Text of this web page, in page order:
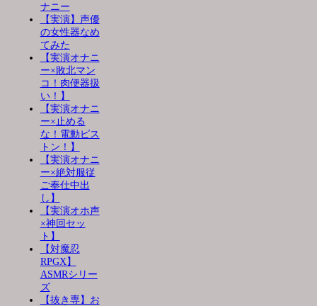
ナニー
【実演】声優
の女性器なめ
てみた
【実演オナニ
ー×敗北マン
コ！肉便器扱
い！】
【実演オナニ
ー×止める
な！電動ピス
トン！】
【実演オナニ
ー×絶対服従
ご奉仕中出
し】
【実演オホ声
×神回セッ
ト】
【対魔忍
RPGX】
ASMRシリー
ズ
【抜き専】お